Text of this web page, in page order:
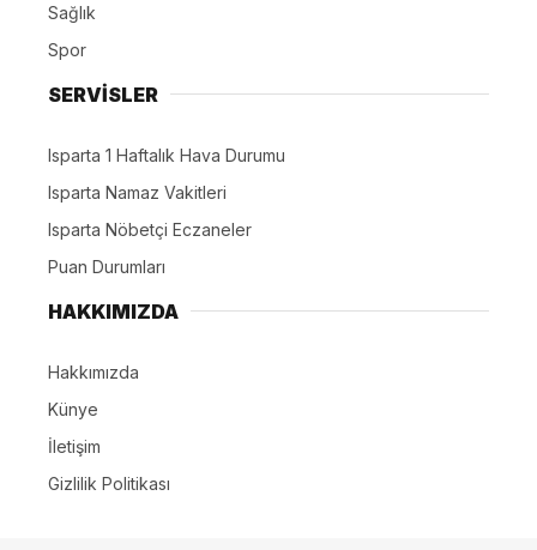
Sağlık
Spor
SERVİSLER
Isparta 1 Haftalık Hava Durumu
Isparta Namaz Vakitleri
Isparta Nöbetçi Eczaneler
Puan Durumları
HAKKIMIZDA
Hakkımızda
Künye
İletişim
Gizlilik Politikası